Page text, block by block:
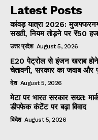
Latest Posts
कांवड़ यात्रा 2026:
सख्ती, नियम तोड़ने पर ₹50
उत्तर प्रदेश August 5, 2026
E20 पेट्रोल से इंजन खराब होने
चेतावनी, सरकार का जवाब और
देश August 5, 2026
मेटा पर भारत सरकार सख्त:
डीपफेक कंटेंट पर बढ़ा विवाद
विदेश August 5, 2026